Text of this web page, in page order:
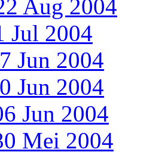
Aug 2004
Jul 2004
Jun 2004
Jun 2004
Jun 2004
Mei 2004